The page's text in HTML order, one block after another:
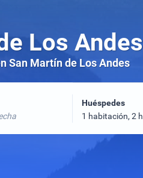
Los Andes
San Martín de Los Andes
Huéspedes